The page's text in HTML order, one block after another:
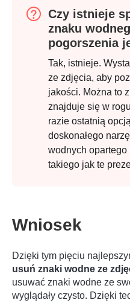
Krok 1.
Czy istnieje
znaku
pogorszenia
Tak, istnieje.
ze zdjęcia, aby
jakości. Można to
znajduje się w
razie ostatnią
doskonałego
wodnych
takiego jak te
Wniosek
Dzięki tym pięciu
usuń znaki wodne ze
usuwać znaki wodne ze
wyglądały czysto. Dzięki